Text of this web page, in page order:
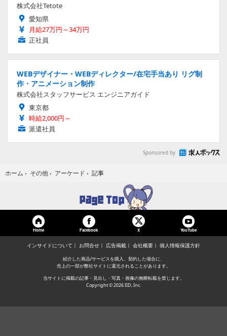
株式会社Tetote
愛知県
月給27万円～34万円
正社員
WEBデザイナー・WEBディレクター/在宅手当あり リグ制
作・アニメーション制作
株式会社スタッフサービス エンジニアガイド
東京都
時給2,000円～
派遣社員
Sponsored by
ホーム › その他 › アーケード › 記事
Home Facebook X YouTube
インサイドについて お問合せ 広告掲載 会社概要 個人情報保護方針
紹介した商品/サービスを購入、契約した場合に、
売上の一部が弊社サイトに還元されることがあります。
当サイトに掲載の記事・見出し・写真・画像の無断転載を禁じます。
Copyright © 2026 IID, Inc.